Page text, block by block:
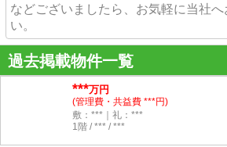
などございましたら、お気軽に当社へ
い。
過去掲載物件一覧
***万円
(管理費・共益費 ***円)
敷：***｜礼：***
1階 / *** / ***